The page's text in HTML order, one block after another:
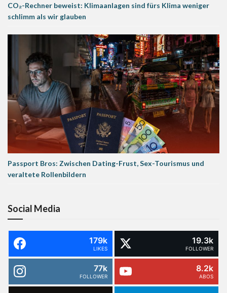
CO₂-Rechner beweist: Klimaanlagen sind fürs Klima weniger
schlimm als wir glauben
Passport Bros: Zwischen Dating-Frust, Sex-Tourismus und
veraltete Rollenbildern
Social Media
179k
LIKES
19.3k
FOLLOWER
77k
FOLLOWER
8.2k
ABOS